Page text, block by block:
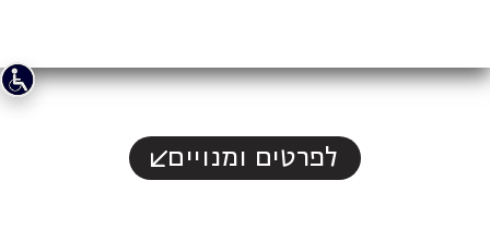
לפרטים ומנויים